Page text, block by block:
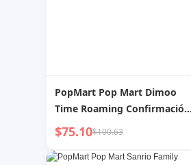
PopMart Pop Mart Dimoo
Time Roaming Confirmación
Video Game Boy Caja Ciega
Hecha a Mano Decoración
Regalo
$75.10$100.63